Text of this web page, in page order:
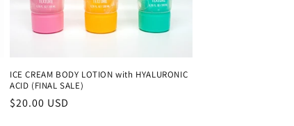
ICE CREAM BODY LOTION with HYALURONIC
ACID (FINAL SALE)
Precio
$20.00 USD